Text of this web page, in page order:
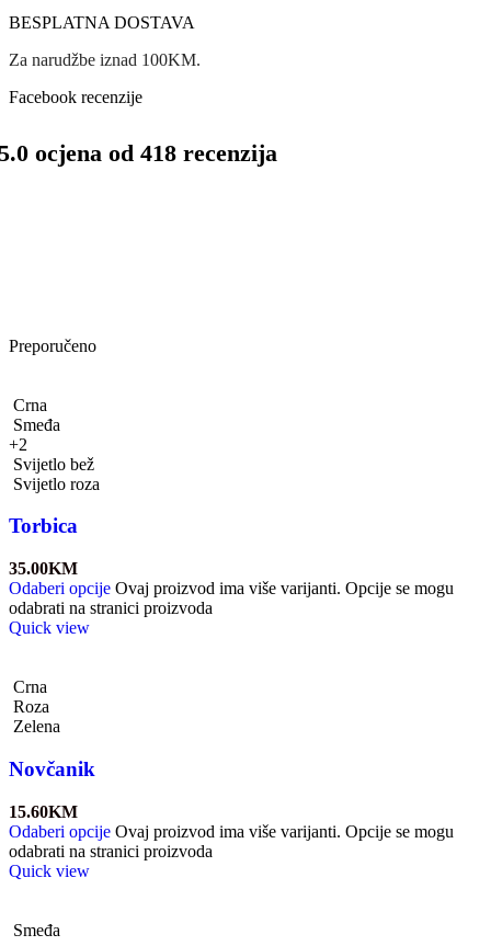
BESPLATNA DOSTAVA
Za narudžbe iznad 100KM.
Facebook recenzije
ocjena od 418 recenzija
Preporučeno
Crna
Smeđa
+2
Svijetlo bež
Svijetlo roza
Torbica
35.00KM
Odaberi opcije Ovaj proizvod ima više varijanti. Opcije se mogu
odabrati na stranici proizvoda
Quick view
Crna
Roza
Zelena
Novčanik
15.60KM
Odaberi opcije Ovaj proizvod ima više varijanti. Opcije se mogu
odabrati na stranici proizvoda
Quick view
Smeđa